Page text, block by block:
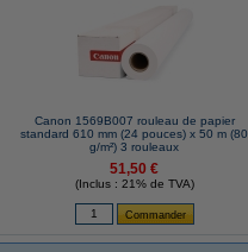
Canon 1569B007 rouleau de papier
standard 610 mm (24 pouces) x 50 m (80
g/m²) 3 rouleaux
51,50 €
(Inclus : 21% de TVA)